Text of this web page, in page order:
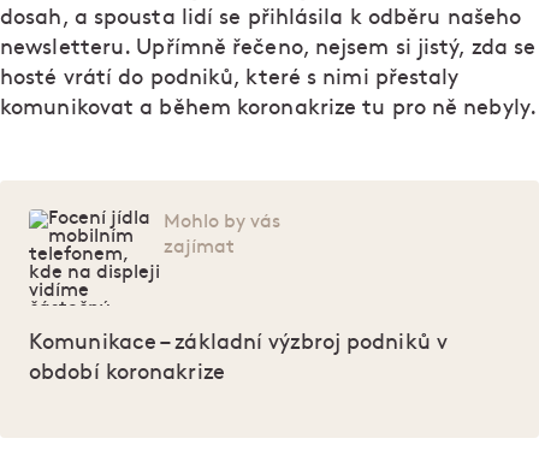
dosah, a spousta lidí se přihlásila k odběru našeho
newsletteru. Upřímně řečeno, nejsem si jistý, zda se
hosté vrátí do podniků, které s nimi přestaly
komunikovat a během koronakrize tu pro ně nebyly.
Mohlo by vás
zajímat
Komunikace – základní výzbroj podniků v
období koronakrize